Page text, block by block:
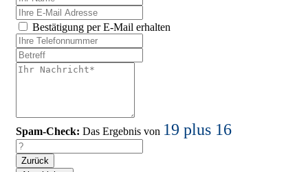
Bestätigung per E-Mail erhalten
Spam-Check: Das Ergebnis von 19 plus 16
Zurück